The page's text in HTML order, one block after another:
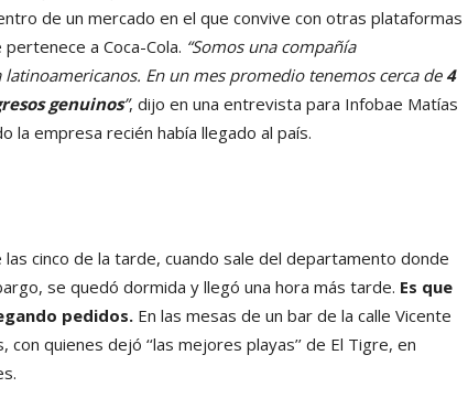
de un mercado en el que convive con otras plataformas
pertenece a Coca-Cola. “Somos una compañía
En un mes promedio tenemos cerca de4
genuinos”, dijo en una entrevista para Infobae Matías
la empresa recién había llegado al país.
cinco de la tarde, cuando sale del departamento donde
se quedó dormida y llegó una hora más tarde. Es que
pedidos. En las mesas de un bar de la calle Vicente
quienes dejó ‘‘las mejores playas’’ de El Tigre, en